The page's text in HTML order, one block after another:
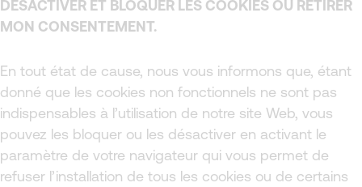
DÉSACTIVER ET BLOQUER LES COOKIES OU RETIRER
MON CONSENTEMENT.
En tout état de cause, nous vous informons que, étant
donné que les cookies non fonctionnels ne sont pas
indispensables à l’utilisation de notre site Web, vous
pouvez les bloquer ou les désactiver en activant le
paramètre de votre navigateur qui vous permet de
refuser l’installation de tous les cookies ou de certains